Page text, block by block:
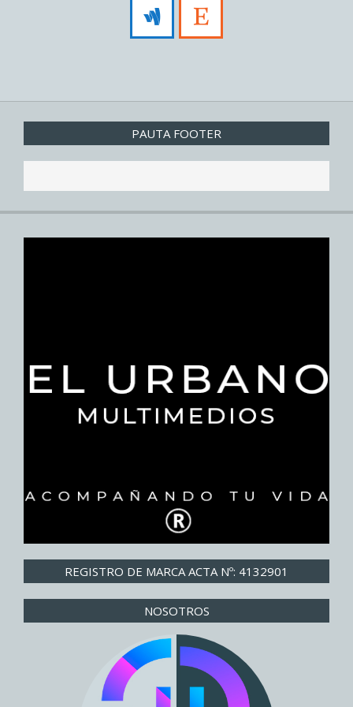
PAUTA FOOTER
REGISTRO DE MARCA ACTA Nº: 4132901
NOSOTROS